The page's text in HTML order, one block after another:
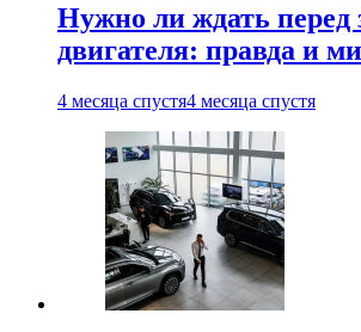
Нужно ли ждать перед
двигателя: правда и
4 месяца спустя4 месяца спустя